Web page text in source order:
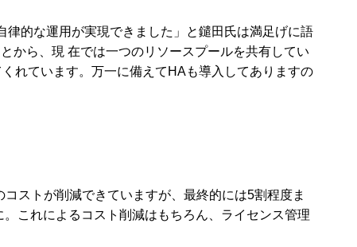
律的な運用が実現できました」と鑓田氏は満足げに語
から、現 在では一つのリソースプールを共有してい
れています。万一に備えてHAも導入してありますの
ストが削減できていますが、最終的には5割程度ま
これによるコスト削減はもちろん、ライセンス管理